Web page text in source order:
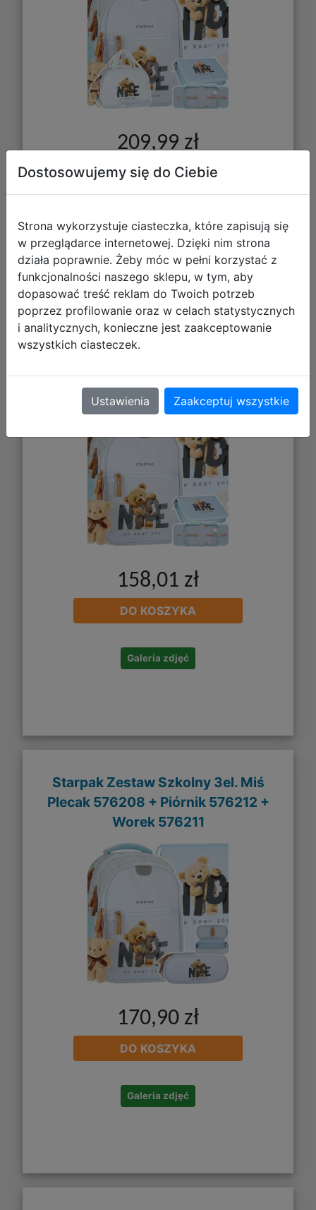
209,99 zł
DO KOSZYKA
Galeria zdjęć
Starpak Zestaw Szkolny 3el. Miś
Worek 576211
158,01 zł
DO KOSZYKA
Galeria zdjęć
Starpak Zestaw Szkolny 3el. Miś
Plecak 576208 + Piórnik 576212 +
Worek 576211
170,90 zł
DO KOSZYKA
Galeria zdjęć
Dostosowujemy się do Ciebie
Strona wykorzystuje ciasteczka, które zapisują się
w przeglądarce internetowej. Dzięki nim strona
działa poprawnie. Żeby móc w pełni korzystać z
funkcjonalności naszego sklepu, w tym, aby
dopasować treść reklam do Twoich potrzeb
poprzez profilowanie oraz w celach statystycznych
i analitycznych, konieczne jest zaakceptowanie
wszystkich ciasteczek.
Ustawienia Zaakceptuj wszystkie